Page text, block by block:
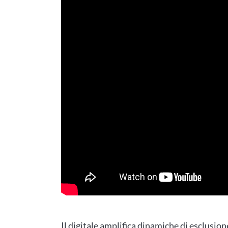
Il digitale amplifica dinamiche di